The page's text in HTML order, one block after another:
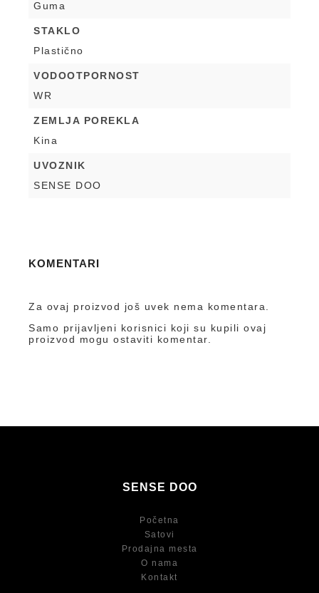
Guma
STAKLO
Plastično
VODOOTPORNOST
WR
ZEMLJA POREKLA
Kina
UVOZNIK
SENSE DOO
KOMENTARI
Za ovaj proizvod još uvek nema komentara.
Samo prijavljeni korisnici koji su kupili ovaj
proizvod mogu ostaviti komentar.
SENSE DOO
Početna
Satovi
Prodajna mesta
O nama
Kontakt